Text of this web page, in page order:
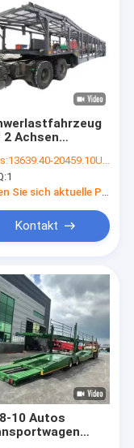
2 Achsen
Fahrzeugträger
Anhänger
13639.40-20459.10USD/Unit
1
Holen Sie sich aktuelle Preis
Kontakt
10 Autos